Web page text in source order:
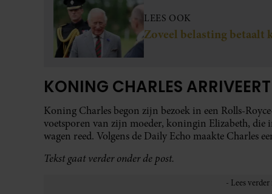
LEES OOK
Zoveel belasting betaalt
KONING CHARLES
Koning Charles begon zijn bezoek in een Rolls-
voetsporen van zijn moeder, koningin Elizabeth, die
wagen reed. Volgens de Daily Echo maakte Charles
Tekst gaat verder onder de post.